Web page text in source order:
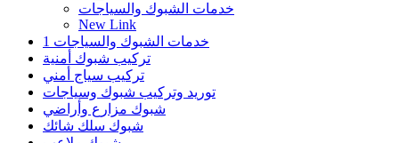
خدمات الشبوك والسياجات
New Link
خدمات الشبوك والسياجات 1
تركيب شبوك أمنية
تركيب سياج أمني
توريد وتركيب شبوك وسياجات
شبوك مزارع وأراضي
شبوك سلك شائك